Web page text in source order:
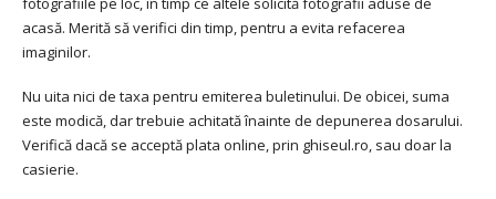
acasă. Merită să verifici din timp, pentru a evita refacerea
imaginilor.
Nu uita nici de taxa pentru emiterea buletinului. De obicei, suma
este modică, dar trebuie achitată înainte de depunerea dosarului.
Verifică dacă se acceptă plata online, prin ghiseul.ro, sau doar la
casierie.